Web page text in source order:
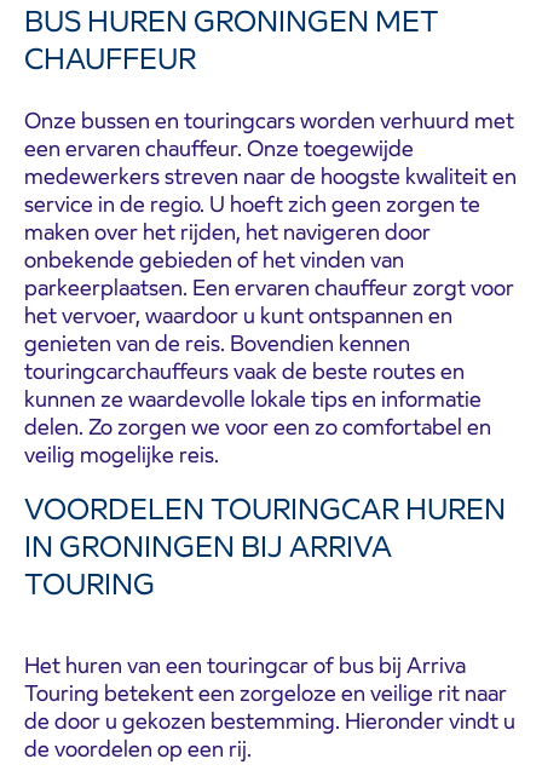
BUS HUREN GRONINGEN MET
CHAUFFEUR
Onze bussen en touringcars worden verhuurd met
een ervaren chauffeur. Onze toegewijde
medewerkers streven naar de hoogste kwaliteit en
service in de regio. U hoeft zich geen zorgen te
maken over het rijden, het navigeren door
onbekende gebieden of het vinden van
parkeerplaatsen. Een ervaren chauffeur zorgt voor
het vervoer, waardoor u kunt ontspannen en
genieten van de reis. Bovendien kennen
touringcarchauffeurs vaak de beste routes en
kunnen ze waardevolle lokale tips en informatie
delen. Zo zorgen we voor een zo comfortabel en
veilig mogelijke reis.
VOORDELEN TOURINGCAR HUREN
IN GRONINGEN BIJ ARRIVA
TOURING
Het huren van een touringcar of bus bij Arriva
Touring betekent een zorgeloze en veilige rit naar
de door u gekozen bestemming. Hieronder vindt u
de voordelen op een rij.